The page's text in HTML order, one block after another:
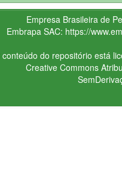
Empresa Brasileira de
Embrapa SAC: https://
conteúdo do repositório está
Creative Commons